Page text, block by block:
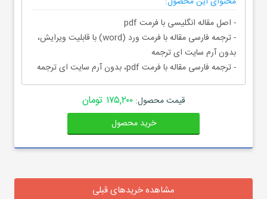
- اصل مقاله انگلیسی با فرمت pdf
- ترجمه فارسی مقاله با فرمت ورد (word) با قابلیت ویرایش،
بدون آرم سایت ای ترجمه
- ترجمه فارسی مقاله با فرمت pdf، بدون آرم سایت ای ترجمه
قیمت محصول:۱۷۵,۲۰۰ تومان
خرید محصول
مشاهده خریدهای قبلی